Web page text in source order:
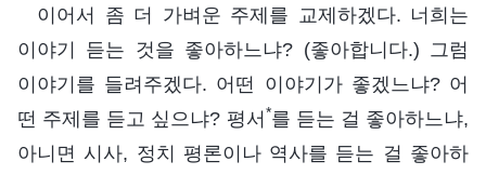
이어서 좀 더 가벼운 주제를 교제하겠다. 너희는
이야기 듣는 것을 좋아하느냐? (좋아합니다.) 그럼
이야기를 들려주겠다. 어떤 이야기가 좋겠느냐? 어
떤 주제를 듣고 싶으냐? 평서 *를 듣는 걸 좋아하느냐,
아니면 시사, 정치 평론이나 역사를 듣는 걸 좋아하